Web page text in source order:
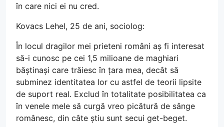
în care nici ei nu cred.
Kovacs Lehel, 25 de ani, sociolog:
În locul dragilor mei prieteni români aș fi interesat
să-i cunosc pe cei 1,5 milioane de maghiari
băștinași care trăiesc în țara mea, decât să
subminez identitatea lor cu astfel de teorii lipsite
de suport real. Exclud în totalitate posibilitatea ca
în venele mele să curgă vreo picătură de sânge
românesc, din câte știu sunt secui get-beget.